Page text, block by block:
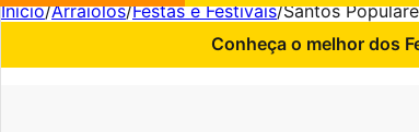
Início/Arraiolos/Festas e Festivais/Santos
Conheça o melhor dos